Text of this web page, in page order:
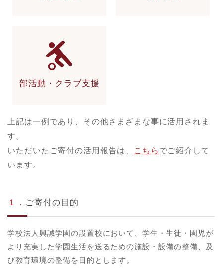
部活動・ クラブ支援
上記は一例であり、その他さまざまな事に活用されま
す。
いただいたご寄付の活用報告は、
こちら でご紹介して
います。
１． ご寄付の目的
学校法人興誠学園の設置校において、学生・生徒・園児が
より充実した学園生活を送るための施設・設備の整備、及
び教育環境の整備を目的とします。